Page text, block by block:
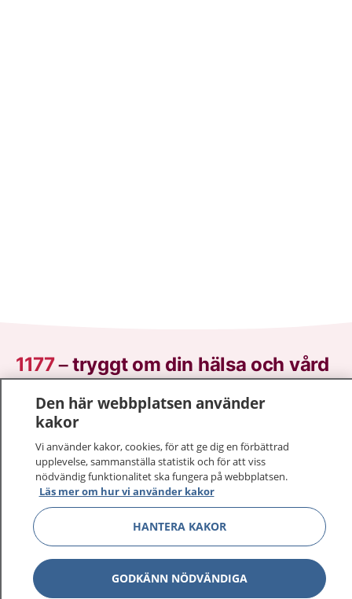
1177–tryggt om din hälsa och vård
På 1177.se får du råd om hälsa och information om
sjukdomar och vilka mottagningar du kan kontakta.
Logga in för att läsa din journal och göra dina
vårdärenden. Ring telefonnummer 1177 för
sjukvårdsrådgivning dygnet runt.
1177 ger dig råd när du vill må bättre.
Visa
Den här webbplatsen använder
kakor
Vi använder kakor, cookies, för att ge dig en förbättrad
upplevelse, sammanställa statistik och för att viss
nödvändig funktionalitet ska fungera på webbplatsen.
Läs mer om hur vi använder kakor
HANTERA KAKOR
GODKÄNN NÖDVÄNDIGA